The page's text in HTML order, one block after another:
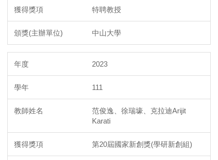
特聘教授
中山大學
2023
111
范俊逸、徐瑞壕、克拉迪Arijit
Karati
第20屆國家新創獎(學研新創組)